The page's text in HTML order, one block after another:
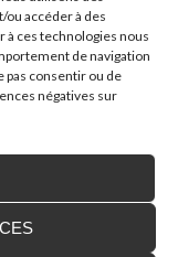
accéder à des
à ces technologies nous
de navigation
pas consentir ou de
négatives sur